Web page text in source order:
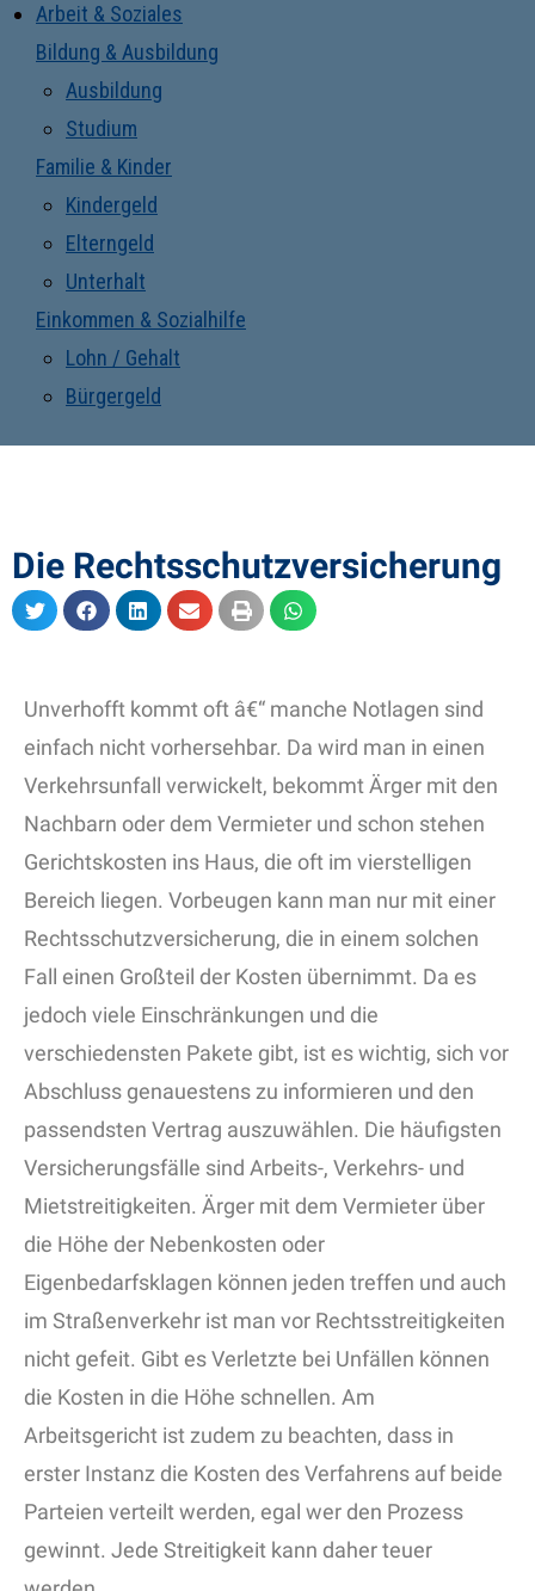
Arbeit & Soziales
Bildung & Ausbildung
Ausbildung
Studium
Familie & Kinder
Kindergeld
Elterngeld
Unterhalt
Einkommen & Sozialhilfe
Lohn / Gehalt
Bürgergeld
Die Rechtsschutzversicherung
Unverhofft kommt oft â€“ manche Notlagen sind
einfach nicht vorhersehbar. Da wird man in einen
Verkehrsunfall verwickelt, bekommt Ärger mit den
Nachbarn oder dem Vermieter und schon stehen
Gerichtskosten ins Haus, die oft im vierstelligen
Bereich liegen. Vorbeugen kann man nur mit einer
Rechtsschutzversicherung, die in einem solchen
Fall einen Großteil der Kosten übernimmt. Da es
jedoch viele Einschränkungen und die
verschiedensten Pakete gibt, ist es wichtig, sich vor
Abschluss genauestens zu informieren und den
passendsten Vertrag auszuwählen. Die häufigsten
Versicherungsfälle sind Arbeits-, Verkehrs- und
Mietstreitigkeiten. Ärger mit dem Vermieter über
die Höhe der Nebenkosten oder
Eigenbedarfsklagen können jeden treffen und auch
im Straßenverkehr ist man vor Rechtsstreitigkeiten
nicht gefeit. Gibt es Verletzte bei Unfällen können
die Kosten in die Höhe schnellen. Am
Arbeitsgericht ist zudem zu beachten, dass in
erster Instanz die Kosten des Verfahrens auf beide
Parteien verteilt werden, egal wer den Prozess
gewinnt. Jede Streitigkeit kann daher teuer